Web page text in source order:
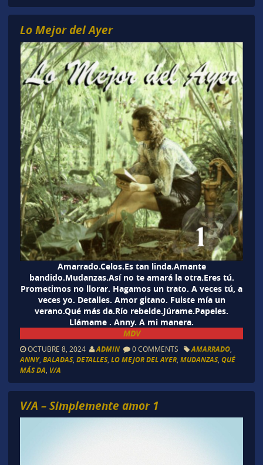
Lo Mejor del Ayer
Amarrado.Celos.Es tan linda.Amante
bandido.Mudanzas.Así no te amará la otra.Eres tú.
Prometimos no llorar. Hagamos un trato. A veces tú, a
veces yo. Detalles. Amor gitano. Fuiste mía un
verano.Qué más da.Río rebelde.Júrame.Papeles.
Llámame . Anny. A mi manera.
MDV
OCTUBRE 8, 2024 ADMIN 0 COMMENTS AMARRADO,
ANNY, BALADAS, DETALLES, LO MEJOR DEL AYER, MUDANZAS, QUÉ
MÁS DA V/A
V/A – Simplemente amor 1